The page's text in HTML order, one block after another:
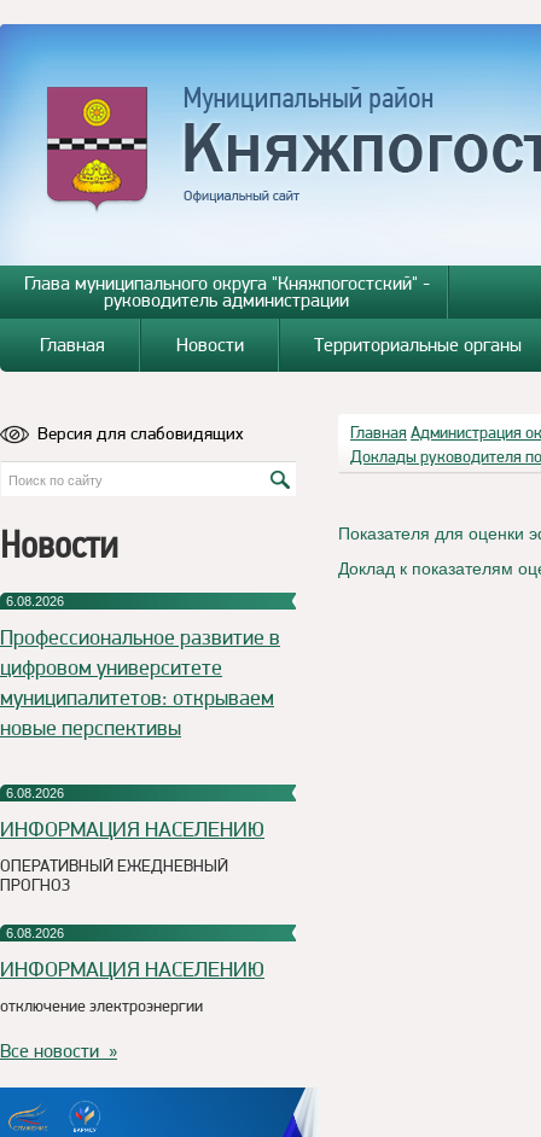
Глава муниципального округа "Княжпогостский" -
руководитель администрации
Главная
Новости Территориальные органы
Версия для слабовидящих
Новости
6.08.2026
Профессиональное развитие в
цифровом университете
муниципалитетов: открываем
новые перспективы
6.08.2026
ИНФОРМАЦИЯ НАСЕЛЕНИЮ
ОПЕРАТИВНЫЙ ЕЖЕДНЕВНЫЙ
ПРОГНОЗ
6.08.2026
ИНФОРМАЦИЯ НАСЕЛЕНИЮ
отключение электроэнергии
Все новости »
Главная Администрация
Доклады руководителя
Показателя для оценки
Доклад к показателям